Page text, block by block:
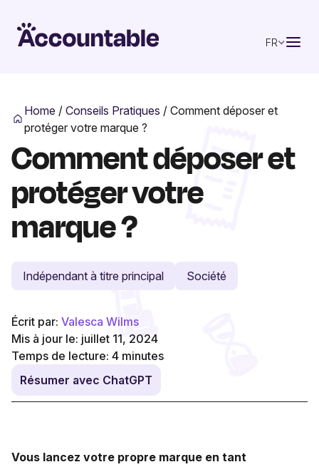
FR
Home / Conseils Pratiques / Comment déposer et
protéger votre marque ?
Comment déposer et
protéger votre
marque ?
Indépendant à titre principal Société
Écrit par: Valesca Wilms
Mis à jour le: juillet 11, 2024
Temps de lecture: 4 minutes
Résumer avec ChatGPT
Vous lancez votre propre marque en tant